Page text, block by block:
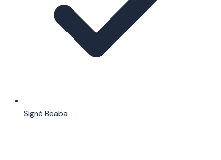
Signé Beaba